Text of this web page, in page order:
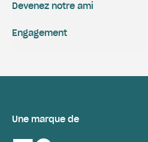
Engagement
Devenez notre ami
Une marque de